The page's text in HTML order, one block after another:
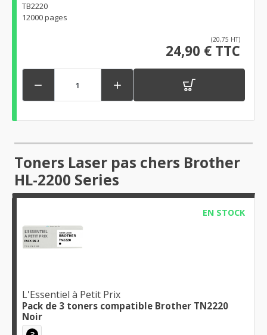
TB2220
12000 pages
(20,75 HT)
24,90 € TTC
 
Toners Laser pas chers Brother
HL-2200 Series
EN STOCK
L'Essentiel à Petit Prix
Pack de 3 toners compatible Brother TN2220
Noir